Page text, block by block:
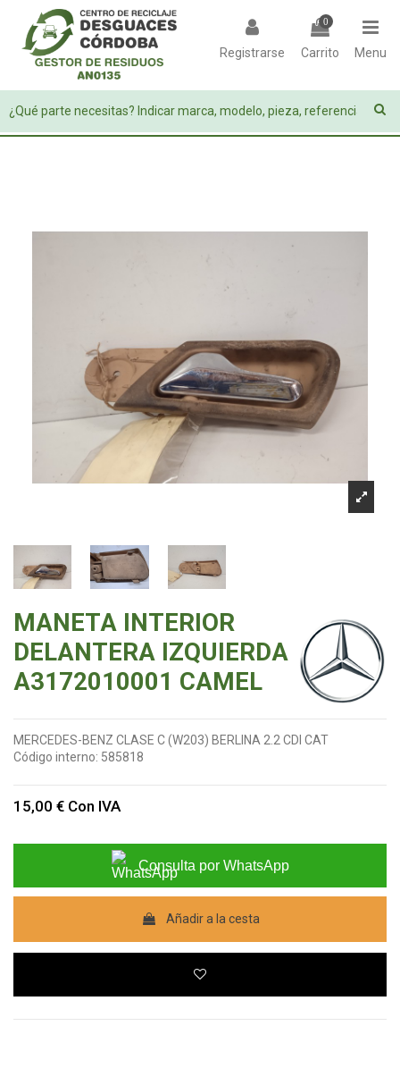
Registrarse
0
Carrito Menu
MANETA INTERIOR
DELANTERA IZQUIERDA
A3172010001 CAMEL
MERCEDES-BENZ CLASE C (W203) BERLINA 2.2 CDI CAT
Código interno: 585818
15,00 € Con IVA
Consulta por WhatsApp
Añadir a la cesta